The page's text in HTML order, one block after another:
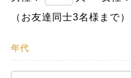
（お友達同士3名様まで）
年代